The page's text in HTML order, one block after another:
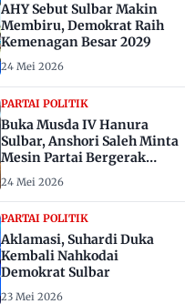
AHY Sebut Sulbar Makin
Membiru, Demokrat Raih
Kemenagan Besar 2029
24 Mei 2026
PARTAI POLITIK
Buka Musda IV Hanura
Sulbar, Anshori Saleh Minta
Mesin Partai Bergerak
24 Mei 2026
PARTAI POLITIK
Aklamasi, Suhardi Duka
Kembali Nahkodai
Demokrat Sulbar
23 Mei 2026